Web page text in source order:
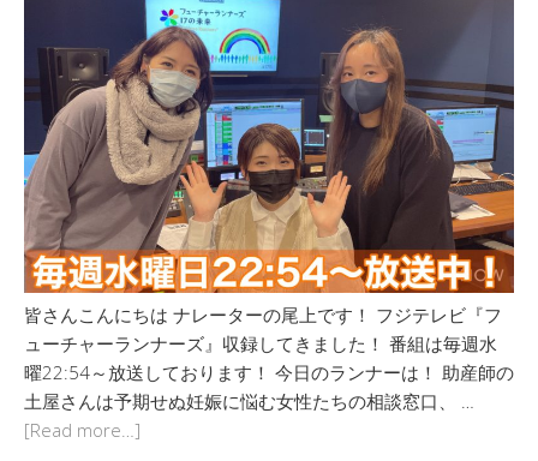
皆さんこんにちは ナレーターの尾上です！ フジテレビ『フ
ューチャーランナーズ』収録してきました！ 番組は毎週水
曜22:54～放送しております！ 今日のランナーは！ 助産師の
土屋さんは予期せぬ妊娠に悩む女性たちの相談窓口、 …
[Read more…]